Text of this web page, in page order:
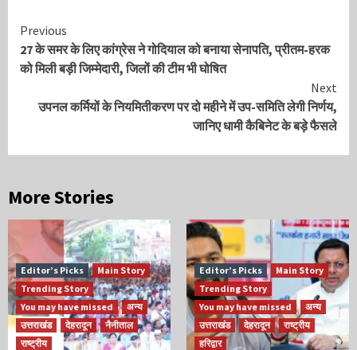
Continue
Reading
Previous
27 के समर के लिए कांग्रेस ने गोदियाल को बनाया सेनापति, प्रीतम-हरक
को मिली बड़ी जिम्मेदारी, जिलों की टीम भी घोषित
Next
उपनल कर्मियों के नियमितीकरण पर दो महीने में उप-समिति लेगी निर्णय,
जानिए धामी कैबिनेट के बड़े फैसले
More Stories
Editor’s Picks
Main Story
Trending Story
You may have missed
अन्य
उत्तराखंड
देहरादून
नैनीताल
राष्ट्रीय
Editor’s Picks
Main Story
Trending Story
You may have missed
अन्य
उत्तराखंड
देहरादून
राष्ट्रीय
हरिद्वार